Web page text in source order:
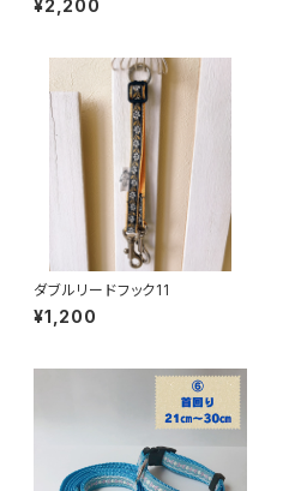
¥2,200
ダブルリードフック11
¥1,200